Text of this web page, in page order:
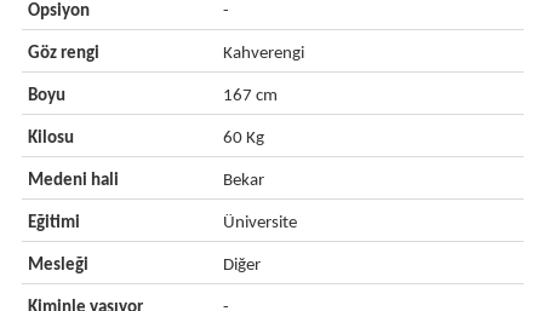
Opsiyon
-
Göz rengi Kahverengi
Boyu 167 cm
Kilosu 60 Kg
Medeni hali Bekar
Eğitimi Üniversite
Mesleği Diğer